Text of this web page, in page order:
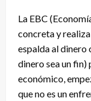
La EBC
concreta y
espalda al dinero
dinero sea un
económico,
que no es un